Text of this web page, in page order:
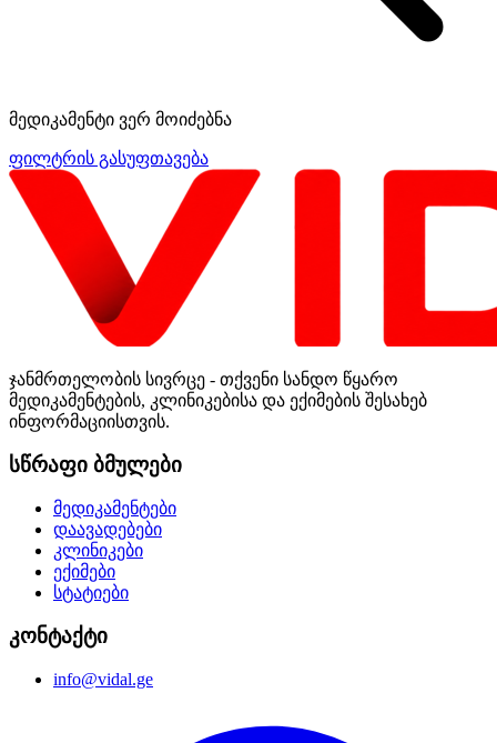
მედიკამენტი ვერ მოიძებნა
ფილტრის გასუფთავება
ჯანმრთელობის სივრცე - თქვენი სანდო წყარო
მედიკამენტების, კლინიკებისა და ექიმების შესახებ
ინფორმაციისთვის.
სწრაფი ბმულები
მედიკამენტები
დაავადებები
კლინიკები
ექიმები
სტატიები
კონტაქტი
info@vidal.ge